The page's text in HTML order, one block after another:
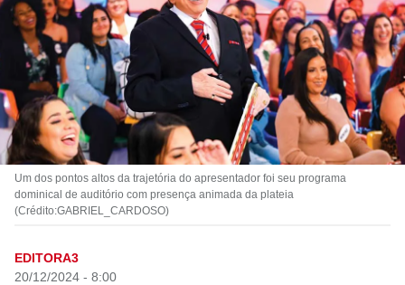
Um dos pontos altos da trajetória do apresentador foi seu programa
dominical de auditório com presença animada da plateia
(Crédito:GABRIEL_CARDOSO)
EDITORA3
20/12/2024 - 8:00